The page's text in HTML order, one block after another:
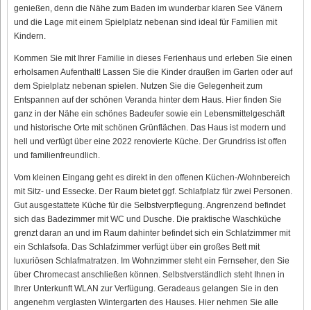
genießen, denn die Nähe zum Baden im wunderbar klaren See Vänern
und die Lage mit einem Spielplatz nebenan sind ideal für Familien mit
Kindern.
Kommen Sie mit Ihrer Familie in dieses Ferienhaus und erleben Sie einen
erholsamen Aufenthalt! Lassen Sie die Kinder draußen im Garten oder auf
dem Spielplatz nebenan spielen. Nutzen Sie die Gelegenheit zum
Entspannen auf der schönen Veranda hinter dem Haus. Hier finden Sie
ganz in der Nähe ein schönes Badeufer sowie ein Lebensmittelgeschäft
und historische Orte mit schönen Grünflächen. Das Haus ist modern und
hell und verfügt über eine 2022 renovierte Küche. Der Grundriss ist offen
und familienfreundlich.
Vom kleinen Eingang geht es direkt in den offenen Küchen-/Wohnbereich
mit Sitz- und Essecke. Der Raum bietet ggf. Schlafplatz für zwei Personen.
Gut ausgestattete Küche für die Selbstverpflegung. Angrenzend befindet
sich das Badezimmer mit WC und Dusche. Die praktische Waschküche
grenzt daran an und im Raum dahinter befindet sich ein Schlafzimmer mit
ein Schlafsofa. Das Schlafzimmer verfügt über ein großes Bett mit
luxuriösen Schlafmatratzen. Im Wohnzimmer steht ein Fernseher, den Sie
über Chromecast anschließen können. Selbstverständlich steht Ihnen in
Ihrer Unterkunft WLAN zur Verfügung. Geradeaus gelangen Sie in den
angenehm verglasten Wintergarten des Hauses. Hier nehmen Sie alle